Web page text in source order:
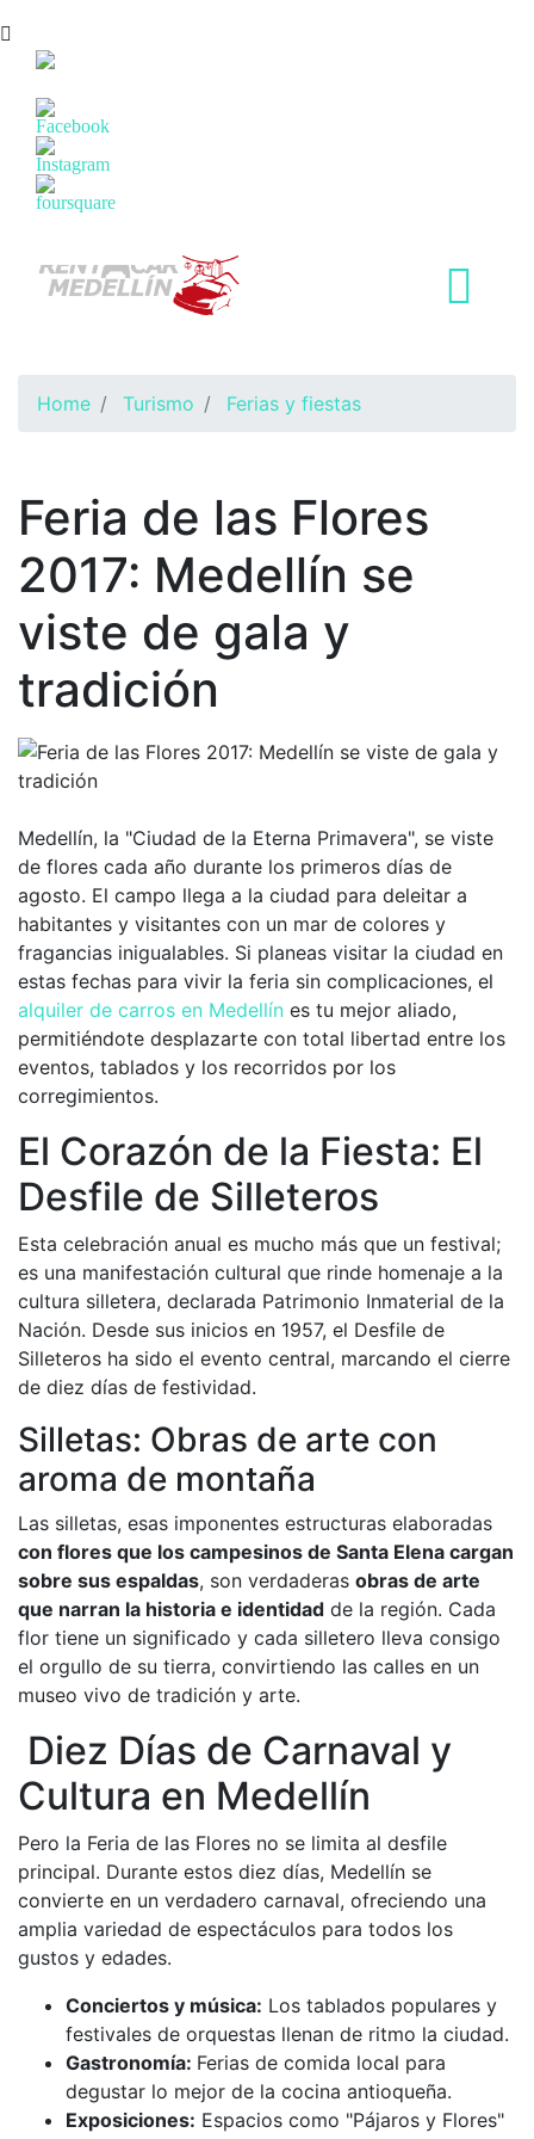
Home Turismo Ferias y fiestas
Feria de las Flores
2017: Medellín se
viste de gala y
tradición
Medellín, la "Ciudad de la Eterna Primavera", se viste
de flores cada año durante los primeros días de
agosto. El campo llega a la ciudad para deleitar a
habitantes y visitantes con un mar de colores y
fragancias inigualables. Si planeas visitar la ciudad en
estas fechas para vivir la feria sin complicaciones, el
alquiler de carros en Medellín es tu mejor aliado,
permitiéndote desplazarte con total libertad entre los
eventos, tablados y los recorridos por los
corregimientos.
El Corazón de la Fiesta: El
Desfile de Silleteros
Esta celebración anual es mucho más que un festival;
es una manifestación cultural que rinde homenaje a la
cultura silletera, declarada Patrimonio Inmaterial de la
Nación. Desde sus inicios en 1957, el Desfile de
Silleteros ha sido el evento central, marcando el cierre
de diez días de festividad.
Silletas: Obras de arte con
aroma de montaña
Las silletas, esas imponentes estructuras elaboradas
con flores que los campesinos de Santa Elena cargan
sobre sus espaldas, son verdaderas obras de arte
que narran la historia e identidad de la región. Cada
flor tiene un significado y cada silletero lleva consigo
el orgullo de su tierra, convirtiendo las calles en un
museo vivo de tradición y arte.
Diez Días de Carnaval y
Cultura en Medellín
Pero la Feria de las Flores no se limita al desfile
principal. Durante estos diez días, Medellín se
convierte en un verdadero carnaval, ofreciendo una
amplia variedad de espectáculos para todos los
gustos y edades.
Conciertos y música: Los tablados populares y
festivales de orquestas llenan de ritmo la ciudad.
Gastronomía: Ferias de comida local para
degustar lo mejor de la cocina antioqueña.
Exposiciones: Espacios como "Pájaros y Flores"